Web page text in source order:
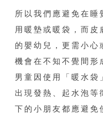
所以我們應避免在睡
用暖墊或暖袋，而皮
的嬰幼兒，更需小心
機會在不知不覺間形
男童因使用「暖水袋
出現發熱、起水泡
下的小朋友都應避免